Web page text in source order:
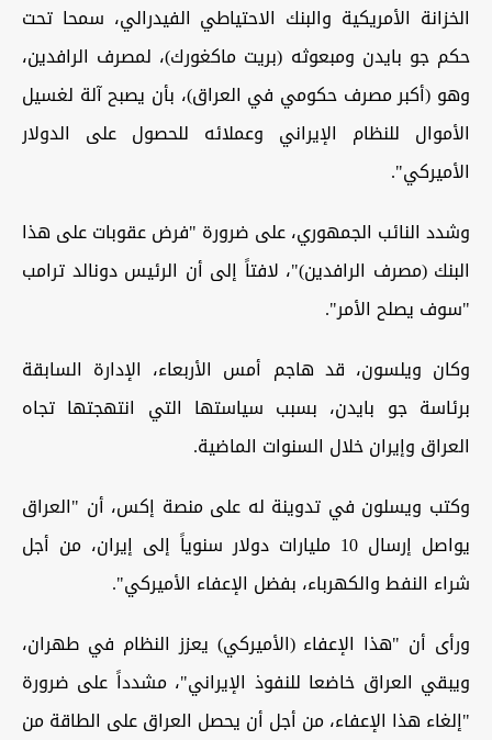
الخزانة الأمريكية والبنك الاحتياطي الفيدرالي، سمحا تحت
حكم جو بايدن ومبعوثه (بريت ماكغورك)، لمصرف الرافدين،
وهو (أكبر مصرف حكومي في العراق)، بأن يصبح آلة لغسيل
الأموال للنظام الإيراني وعملائه للحصول على الدولار
الأميركي".
وشدد النائب الجمهوري، على ضرورة "فرض عقوبات على هذا
البنك (مصرف الرافدين)"، لافتاً إلى أن الرئيس دونالد ترامب
"سوف يصلح الأمر".
وكان ويلسون، قد هاجم أمس الأربعاء، الإدارة السابقة
برئاسة جو بايدن، بسبب سياستها التي انتهجتها تجاه
العراق وإيران خلال السنوات الماضية.
وكتب ويسلون في تدوينة له على منصة إكس، أن "العراق
يواصل إرسال 10 مليارات دولار سنوياً إلى إيران، من أجل
شراء النفط والكهرباء، بفضل الإعفاء الأميركي".
ورأى أن "هذا الإعفاء (الأميركي) يعزز النظام في طهران،
ويبقي العراق خاضعا للنفوذ الإيراني"، مشدداً على ضرورة
"إلغاء هذا الإعفاء، من أجل أن يحصل العراق على الطاقة من